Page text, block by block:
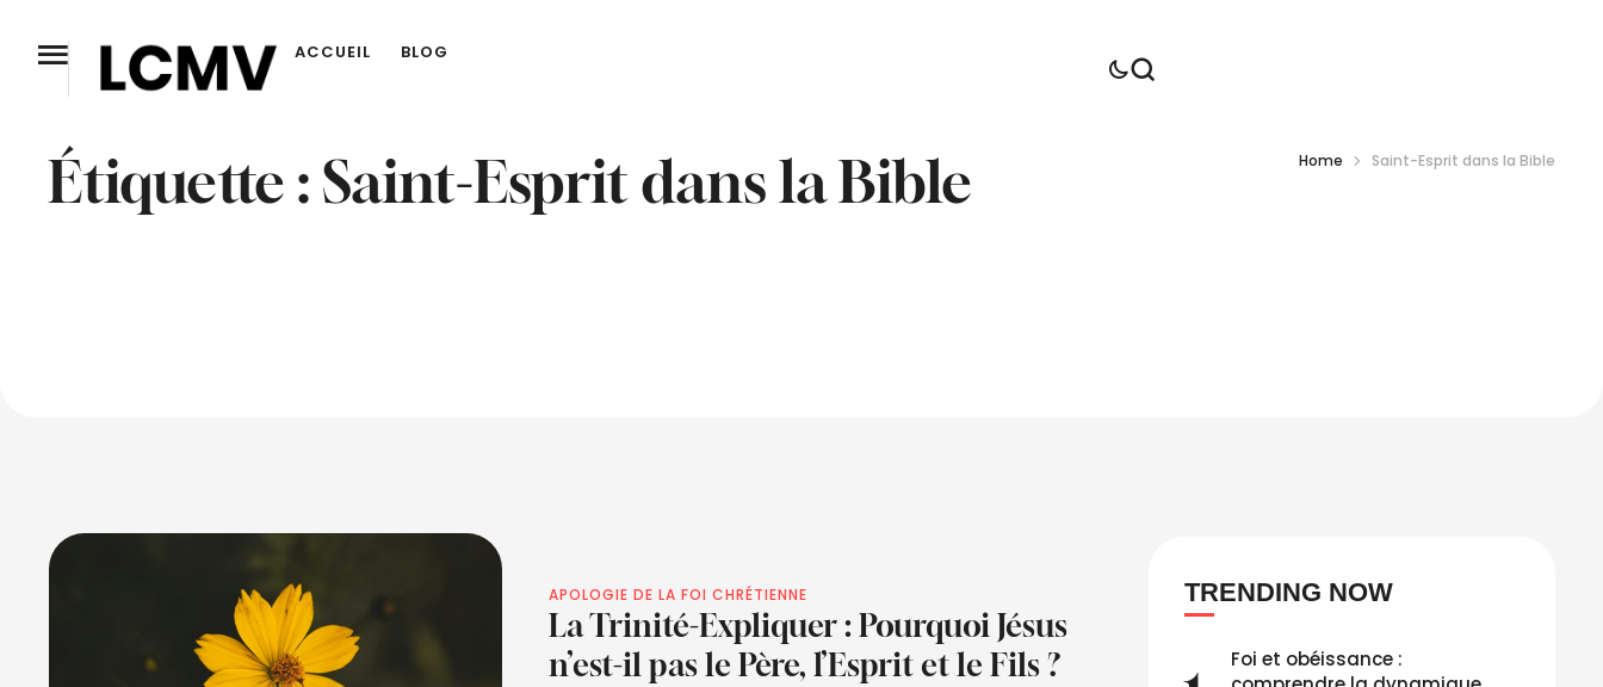
ACCUEIL BLOG
Étiquette : Saint-Esprit dans la Bible Home Saint-Esprit dans la Bible
APOLOGIE DE LA FOI CHRÉTIENNE
La Trinité-Expliquer : Pourquoi Jésus
n’est-il pas le Père, l’Esprit et le Fils ?
TRENDING NOW
Foi et obéissance :